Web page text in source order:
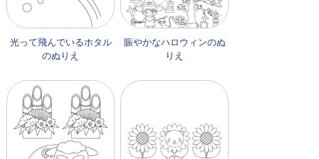
光って飛んでいるホタル
のぬりえ
賑やかなハロウィンのぬ
りえ